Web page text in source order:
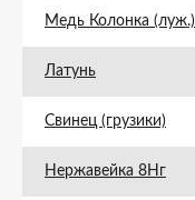
Медь Колонка (луж.)
Латунь
Свинец (грузики)
Нержавейка 8Нг